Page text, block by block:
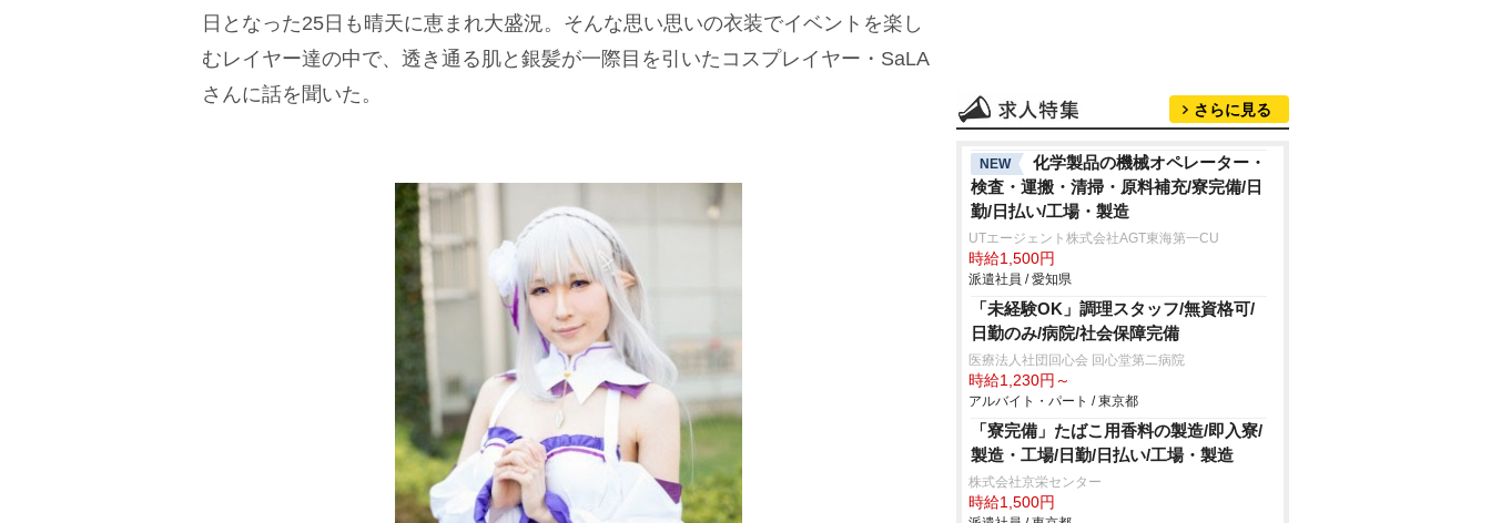
日となった25日も晴天に恵まれ大盛況。そんな思い思いの衣装でイベントを楽し
むレイヤー達の中で、透き通る肌と銀髪が一際目を引いたコスプレイヤー・SaLA
さんに話を聞いた。
さらに見る
NEW
化学製品の機械オペレーター・
検査・運搬・清掃・原料補充/寮完備/日
勤/日払い/工場・製造
UTエージェント株式会社AGT東海第一CU
時給1,500円
派遣社員 / 愛知県
「未経験OK」調理スタッフ/無資格可/
日勤のみ/病院/社会保障完備
医療法人社団回心会 回心堂第二病院
時給1,230円～
アルバイト・パート / 東京都
「寮完備」たばこ用香料の製造/即入寮/
製造・工場/日勤/日払い/工場・製造
株式会社京栄センター
時給1,500円